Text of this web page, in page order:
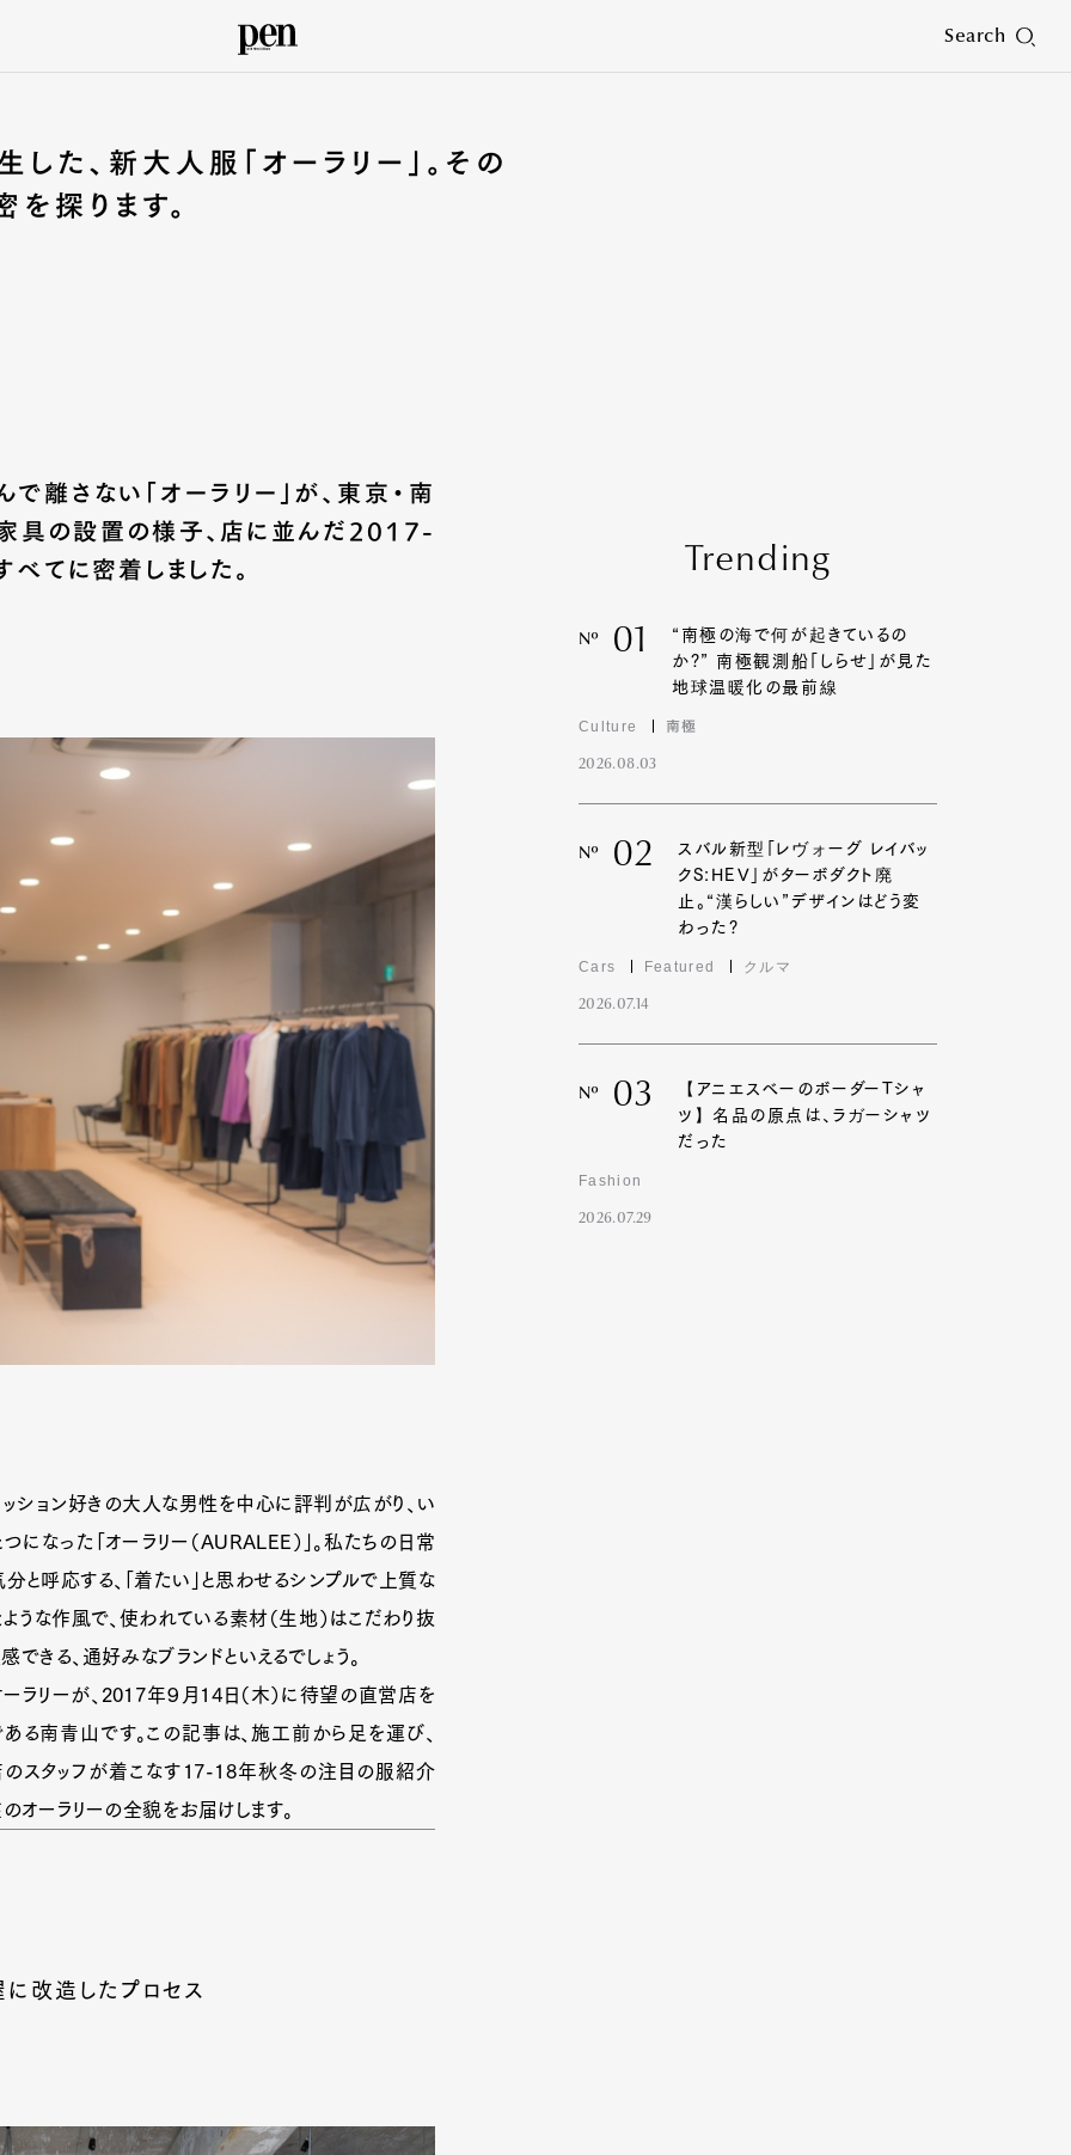
Search
た、新大人服「オーラリー」。その
探ります。
離さない「オーラリー」が、東京・南
具の設置の様子、店に並んだ2017-
てに密着しました。
ション好きの大人な男性を中心に評判が広がり、い
なった「オーラリー（AURALEE）」。私たちの日常
と呼応する、「着たい」と思わせるシンプルで上質な
うな作風で、使われている素材（生地）はこだわり抜
きる、通好みなブランドといえるでしょう。
ラリーが、2017年９月14日（木）に待望の直営店を
南青山です。この記事は、施工前から足を運び、
スタッフが着こなす17-18年秋冬の注目の服紹介
オーラリーの全貌をお届けします。
改造したプロセス
Trending
Nº 01
“南極の海で何が起きているの
か?” 南極観測船「しらせ」が見た
地球温暖化の最前線
Culture 南極
2026.08.03
Nº 02
スバル新型「レヴォーグ レイバッ
クS:HEV」がターボダクト廃
止。“漢らしい”デザインはどう変
わった?
Cars Featured クルマ
2026.07.14
Nº 03
【アニエスベーのボーダーTシャ
ツ】名品の原点は、ラガーシャツ
だった
Fashion
2026.07.29